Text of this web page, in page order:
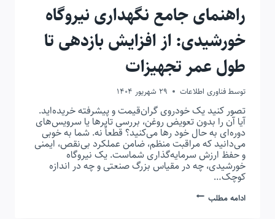
راهنمای جامع نگهداری نیروگاه
خورشیدی: از افزایش بازدهی تا
طول عمر تجهیزات
توسط فناوری اطلاعات 29 شهریور 1404
تصور کنید یک خودروی گران‌قیمت و پیشرفته خریده‌اید.
آیا آن را بدون تعویض روغن، بررسی تایرها یا سرویس‌های
دوره‌ای به حال خود رها می‌کنید؟ قطعاً نه. شما به خوبی
می‌دانید که مراقبت منظم، ضامن عملکرد بی‌نقص، ایمنی
و حفظ ارزش سرمایه‌گذاری شماست. یک نیروگاه
خورشیدی، چه در مقیاس بزرگ صنعتی و چه در اندازه
کوچک…
ادامه مطلبراهنمای